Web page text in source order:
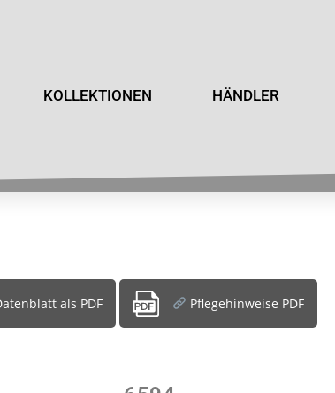
KOLLEKTIONEN HÄNDLER
als PDF Pflegehinweise PDF